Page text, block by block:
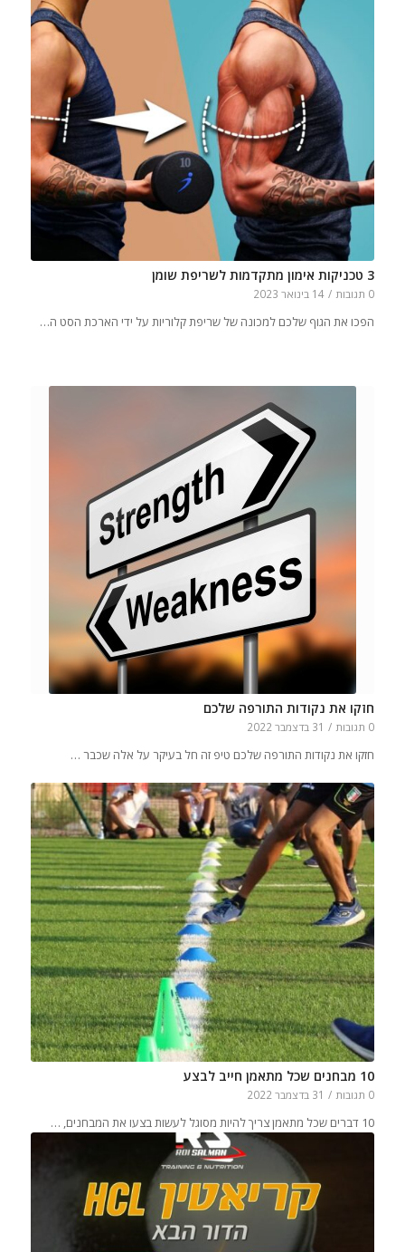
3 טכניקות אימון מתקדמות לשריפת שומן
0 תגובות / 14 בינואר 2023
הפכו את הגוף שלכם למכונה של שריפת קלוריות על ידי הארכת הסט ה…
חזקו את נקודות התורפה שלכם
0 תגובות / 31 בדצמבר 2022
חזקו את נקודות התורפה שלכם טיפ זה חל בעיקר על אלה שכבר …
10 מבחנים שכל מתאמן חייב לבצע
0 תגובות / 31 בדצמבר 2022
10 דברים שכל מתאמן צריך להיות מסוגל לעשות בצעו את המבחנים, …